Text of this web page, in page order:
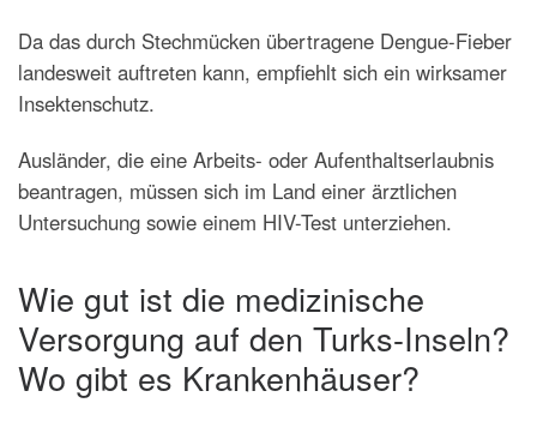
Da das durch Stechmücken übertragene Dengue-Fieber
landesweit auftreten kann, empfiehlt sich ein wirksamer
Insektenschutz.
Ausländer, die eine Arbeits- oder Aufenthaltserlaubnis
beantragen, müssen sich im Land einer ärztlichen
Untersuchung sowie einem HIV-Test unterziehen.
Wie gut ist die medizinische
Versorgung auf den Turks-Inseln?
Wo gibt es Krankenhäuser?